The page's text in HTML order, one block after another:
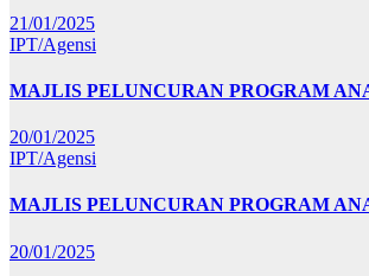
21/01/2025
IPT/Agensi
MAJLIS PELUNCURAN PROGRAM
20/01/2025
IPT/Agensi
MAJLIS PELUNCURAN PROGRAM
20/01/2025